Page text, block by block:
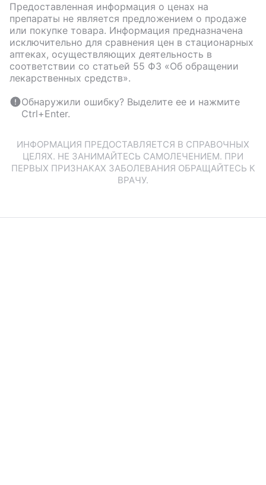
Предоставленная информация о ценах на
препараты не является предложением о продаже
или покупке товара. Информация предназначена
исключительно для сравнения цен в стационарных
аптеках, осуществляющих деятельность в
соответствии со статьей 55 ФЗ «Об обращении
лекарственных средств».
Обнаружили ошибку? Выделите ее и нажмите
Ctrl+Enter.
ИНФОРМАЦИЯ ПРЕДОСТАВЛЯЕТСЯ В СПРАВОЧНЫХ
ЦЕЛЯХ. НЕ ЗАНИМАЙТЕСЬ САМОЛЕЧЕНИЕМ. ПРИ
ПЕРВЫХ ПРИЗНАКАХ ЗАБОЛЕВАНИЯ ОБРАЩАЙТЕСЬ К
ВРАЧУ.